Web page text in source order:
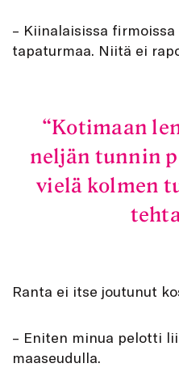
– Kiinalaisissa
tapaturmaa. Niitä ei
Kotimaan
neljän tunnin
vielä kolmen
Ranta ei itse joutunut
– Eniten minua pelotti
maaseudulla.